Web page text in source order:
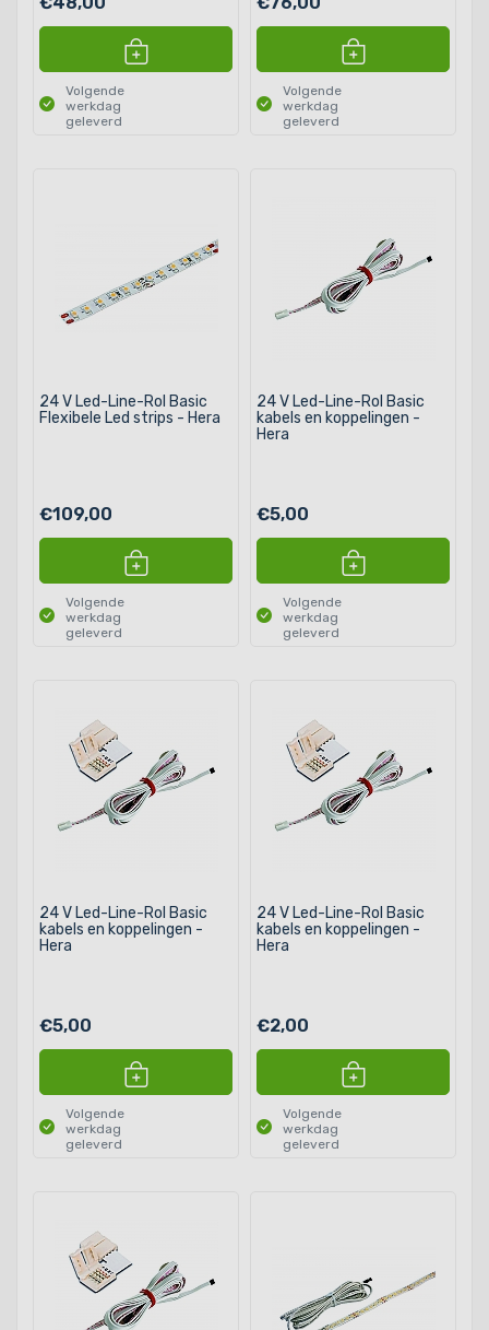
Volgende
werkdag
geleverd
Volgende
werkdag
geleverd
24 V Led-Line-Rol Basic
Flexibele Led strips - Hera
€109,00
Volgende
werkdag
geleverd
24 V Led-Line-Rol Basic
kabels en koppelingen -
Hera
€5,00
Volgende
werkdag
geleverd
24 V Led-Line-Rol Basic
kabels en koppelingen -
Hera
€5,00
Volgende
werkdag
geleverd
24 V Led-Line-Rol Basic
kabels en koppelingen -
Hera
€2,00
Volgende
werkdag
geleverd